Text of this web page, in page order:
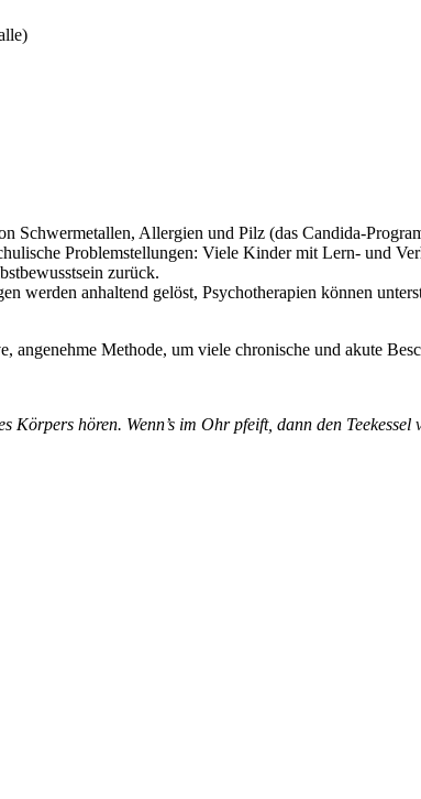
Schwermetallen, Allergien und Pilz (das Candida-
Problemstellungen: Viele Kinder mit Lern- und
zurück.
werden anhaltend gelöst, Psychotherapien können
angenehme Methode, um viele chronische und akute
Körpers hören. Wenn’s im Ohr pfeift, dann den Teekessel